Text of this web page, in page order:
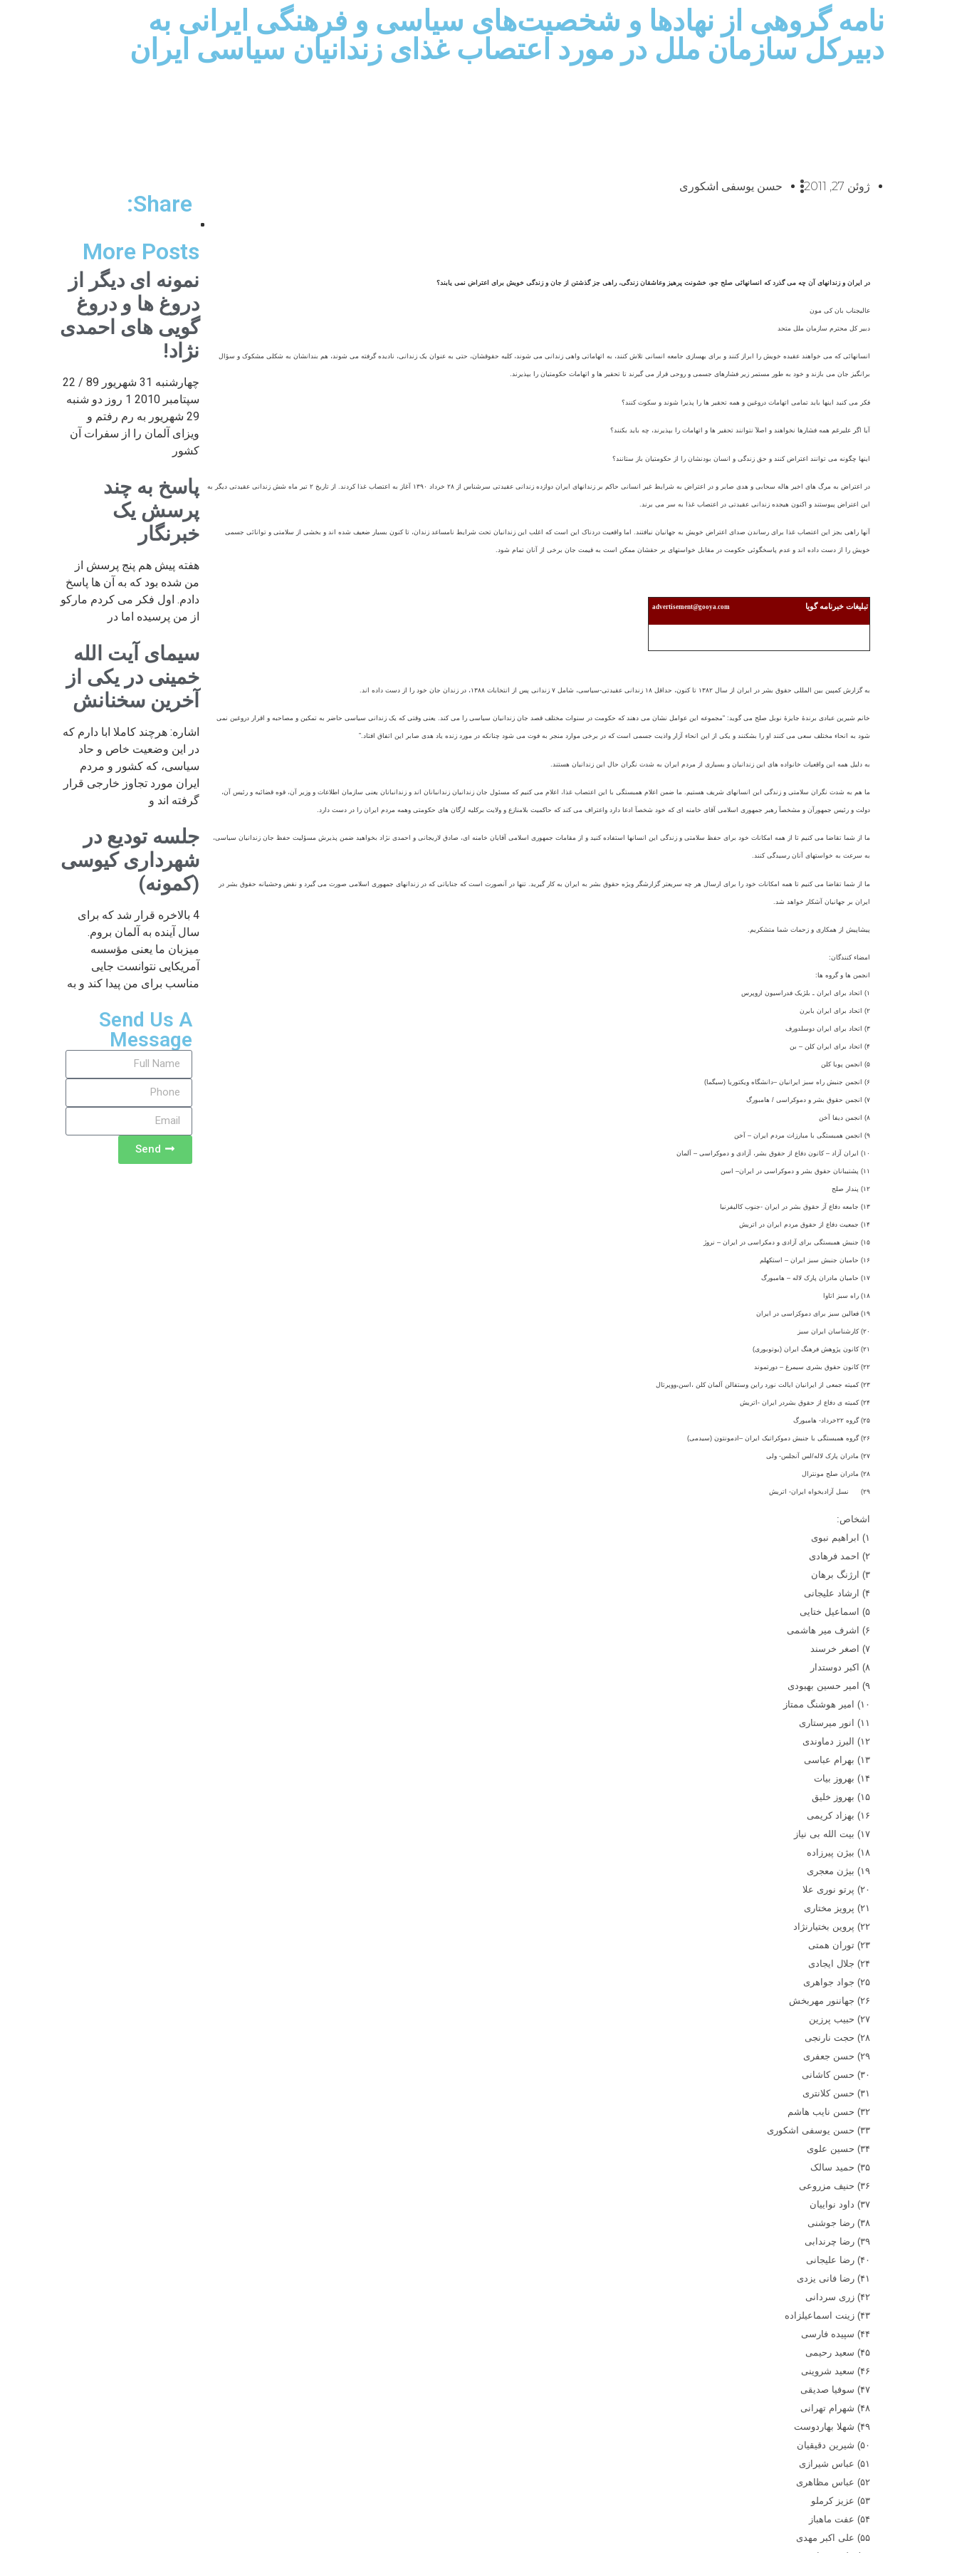
نامه گروهی از نهادها و شخصيت‌های سياسی و فرهنگی ايرانی به
دبيرکل سازمان ملل در مورد اعتصاب غذای زندانيان سياسی ايران
ژوئن 27, 2011 حسن یوسفی اشکوری
در ايران و زندانهای آن چه می گذرد که انسانهائی صلح جو، خشونت پرهيز وعاشقان زندگی، راهی جز گذشتن از جان و زندگی خويش برای اعتراض نمی يابند؟
عاليجناب بان کی مون
دبير کل محترم سازمان ملل متحد
انسانهائی که می خواهند عقيده خويش را ابراز کنند و برای بهسازی جامعه انسانی تلاش کنند، به اتهاماتی واهی زندانی می شوند، کليه حقوقشان، حتی به عنوان يک زندانی، ناديده گرفته می شوند، هم بندانشان به شکلی مشکوک و سؤال
برانگيز جان می بازند و خود به طور مستمر زير فشارهای جسمی و روحی قرار می گيرند تا تحقير ها و اتهامات حکومتيان را بپذيرند.
فکر می کنيد اينها بايد تمامی اتهامات دروغين و همه تحقير ها را پذيرا شوند و سکوت کنند؟
آيا اگر عليرغم همه فشارها نخواهند و اصلآ نتوانند تحقير ها و اتهامات را بپذيرند، چه بايد بکنند؟
اينها چگونه می توانند اعتراض کنند و حق زندگی و انسان بودنشان را از حکومتيان باز ستانند؟
در اعتراض به مرگ های اخير هاله سحابی و هدی صابر و در اعتراض به شرايط غير انسانی حاکم بر زندانهای ايران دوازده زندانی عقيدتی سرشناس از ۲۸ خرداد ۱۳۹۰ آغاز به اعتصاب غذا کردند. از تاريخ ۲ تير ماه شش زندانی عقيدتی ديگر به
اين اعتراض پيوستند و اکنون هيجده زندانی عقيدتی در اعتصاب غذا به سر می برند.
آنها راهی بجز اين اعتصاب غذا برای رساندن صدای اعتراض خويش به جهانيان نيافتند. اما واقعيت دردناک اين است که اغلب اين زندانيان تحت شرايط نامساعد زندان، تا کنون بسيار ضعيف شده اند و بخشی از سلامتی و توانائی جسمی
خويش را از دست داده اند و عدم پاسخگوئی حکومت در مقابل خواستهای بر حقشان ممکن است به قيمت جان برخی از آنان تمام شود.
تبليغات خبرنامه گويا advertisement@gooya.com
به گزارش کمپين بين المللی حقوق بشر در ايران از سال ۱۳۸۲ تا کنون، حداقل ۱۸ زندانی عقيدتی-سياسی، شامل ۷ زندانی پس از انتخابات ۱۳۸۸ ، در زندان جان خود را از دست داده اند.
خانم شيرين عبادی برندۀ جايزۀ نوبل صلح می گويد: “مجموعه اين عوامل نشان می دهند که حکومت در سنوات مختلف قصد جان زندانيان سياسی را می کند. يعنی وقتی که يک زندانی سياسی حاضر به تمکين و مصاحبه و اقرار دروغين نمی
شود به انحاء مختلف سعی می کنند او را بشکنند و يکی از اين انحاء آزار واذيت جسمی است که در برخی موارد منجر به فوت می شود چنانکه در مورد زنده ياد هدی صابر اين اتفاق افتاد.”
به دليل همه اين واقعيات خانواده های اين زندانيان و بسياری از مردم ايران به شدت نگران حال اين زندانيان هستند.
ما هم به شدت نگران سلامتی و زندگی اين انسانهای شريف هستيم. ما ضمن اعلام همبستگی با اين اعتصاب غذا، اعلام می کنيم که مسئول جان زندانيان زندانبانان اند و زندانبانان يعنی سازمان اطلاعات و وزير آن، قوه قضائيه و رئيس آن،
دولت و رئيس جمهورآن و مشخصآ رهبر جمهوری اسلامی آقای خامنه ای که خود شخصآ ادعا دارد واعتراف می کند که حاکميت بلامنازع و ولايت برکليه ارگان های حکومتی وهمه مردم ايران را در دست دارد.
ما از شما تقاضا می کنيم تا از همه امکانات خود برای حفظ سلامتی و زندگی اين انسانها استفاده کنيد و از مقامات جمهوری اسلامی آقايان خامنه ای، صادق لاريجانی و احمدی نژاد بخواهيد ضمن پذيرش مسؤليت حفظ جان زندانيان سياسی،
به سرعت به خواستهای آنان رسيدگی کنند.
ما از شما تقاضا می کنيم تا همه امکانات خود را برای ارسال هر چه سريعتر گزارشگر ويژه حقوق بشر به ايران به کار گيريد. تنها در آنصورت است که جناياتی که در زندانهای جمهوری اسلامی صورت می گيرد و نقض وحشيانه حقوق بشر در
ايران بر جهانيان آشکار خواهد شد.
پيشاپيش از همکاری و زحمات شما متشکريم.
امضاء کنندگان:
انجمن ها و گروه ها:
۱) اتحاد برای ايران ـ بلژيک فدراسيون اروپرس
۲) اتحاد برای ايران بايرن
۳) اتحاد برای ايران دوسلدورف
۴) اتحاد برای ايران کلن – بن
۵) انجمن پويا کلن
۶) انجمن جنبش راه سبز ايرانيان –دانشگاه ويکتوريا (سيگما)
۷) انجمن حقوق بشر و دموکراسی / هامبورگ
۸) انجمن ديفا آخن
۹) انجمن همبستگی با مبارزات مردم ايران – آخن
۱۰) ايران آزاد – کانون دفاع از حقوق بشر، آزادی و دموکراسی – آلمان
۱۱) پشتيبانان حقوق بشر و دموکراسی در ايران– اسن
۱۲) پندار صلح
۱۳) جامعه دفاع آز حقوق بشر در ايران -جنوب کاليفرنيا
۱۴) جمعيت دفاع از حقوق مردم ايران در اتريش
۱۵) جنبش همبستگی برای آزادی و دمکراسی در ايران – نروژ
۱۶) حاميان جنبش سبز ايران – استکهلم
۱۷) حاميان مادران پارک لاله – هامبورگ
۱۸) راه سبز اتاوا
۱۹) فعالين سبز برای دموکزاسی در ايران
۲۰) کارشناسان ايران سبز
۲۱) کانون پژوهش فرهنگ ايران (يوتوبوری)
۲۲) کانون حقوق بشری سيمرغ – دورتموند
۲۳) کميته جمعی از ايرانيان ايالت نورد راين وستفالن آلمان کلن ،اسن،ووپرتال
۲۴) کميته ی دفاع از حقوق بشردر ايران -اتريش
۲۵) گروه ۲۲خرداد- هامبورگ
۲۶) گروه همبستگی با جنبش دموکراتيک ايران –ادمونتون (سيدمی)
۲۷) مادران پارک لاله/لس آنجلس- ولی
۲۸) مادران صلح مونترال
۲۹) نسل آزاديخواه ايران- اتريش
اشخاص:
۱)
ابراهيم نبوی
۲)
احمد فرهادی
۳)
ارژنگ برهان
۴)
ارشاد عليجانی
۵)
اسماعيل ختايی
۶)
اشرف مير هاشمی
۷)
اصغر خرسند
۸)
اکبر دوستدار
۹)
امير حسين بهبودی
۱۰)
امير هوشنگ ممتاز
۱۱)
انور ميرستاری
۱۲)
البرز دماوندی
۱۳)
بهرام عباسی
۱۴)
بهروز بيات
۱۵)
بهروز خليق
۱۶)
بهزاد کريمی
۱۷)
بيت الله بی نياز
۱۸)
بيژن پيرزاده
۱۹)
بيژن معجری
۲۰) پرتو نوری علا
۲۱) پرويز مختاری
۲۲) پروين بختيارنژاد
۲۳) توران همتی
۲۴) جلال ايجادی
۲۵) جواد جواهری
۲۶) جهاننور مهربخش
۲۷) حبيب پرزين
۲۸) حجت نارنجی
۲۹) حسن جعفری
۳۰) حسن کاشانی
۳۱) حسن کلانتری
۳۲) حسن نايب هاشم
۳۳) حسن يوسفی اشکوری
۳۴) حسين علوی
۳۵) حميد سالک
۳۶) حنيف مزروعی
۳۷) داود نواييان
۳۸) رضا جوشنی
۳۹) رضا چرندابی
۴۰) رضا عليجانی
۴۱) رضا فانی يزدی
۴۲) زری سردانی
۴۳) زينت اسماعيلزاده
۴۴) سپيده فارسی
۴۵) سعيد رحيمی
۴۶) سعيد شروينی
۴۷) سوفيا صديقی
۴۸) شهرام تهرانی‌
۴۹) شهلا بهاردوست
۵۰) شيرين دقيقيان
۵۱) عباس شيرازی
۵۲) عباس مظاهری
۵۳) عزيز کرملو
۵۴) عفت ماهباز
۵۵) علی اکبر مهدی
Share:
More Posts
نمونه ای دیگر از
دروغ ها و دروغ
گویی های احمدی
نژاد!
چهارشنبه 31 شهریور 89 / 22
سپتامبر 2010 1 روز دو شنبه
29 شهریور به رم رفتم و
ویزای آلمان را از سفرات آن
کشور
پاسخ به چند
پرسش یک
خبرنگار
هفته پیش هم پنج پرسش از
من شده بود که به آن ها پاسخ
دادم. اول فکر می کردم مارکو
از من پرسیده اما در
سیمای آیت الله
خمینی در یکی از
آخرین سخنانش
اشاره: هرچند کاملا ابا دارم که
در این وضعیت خاص و حاد
سیاسی، که کشور و مردم
ایران مورد تجاوز خارجی قرار
گرفته اند و
جلسه تودیع در
شهرداری کیوسی
(کمونه)
4 بالاخره قرار شد که برای
سال آینده به آلمان بروم.
میزبان ما یعنی مؤسسه
آمریکایی نتوانست جایی
مناسب برای من پیدا کند و به
Send Us A
Message
Send